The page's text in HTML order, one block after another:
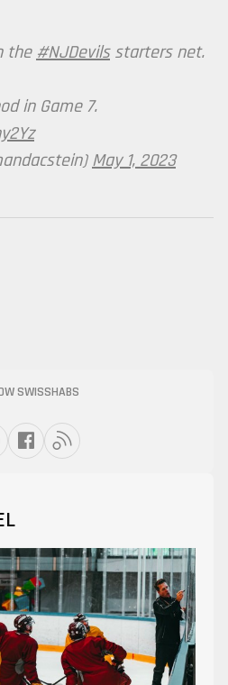
the #NJDevilsstarters net.
in Game 7.
May 1, 2023
SWISSHABS